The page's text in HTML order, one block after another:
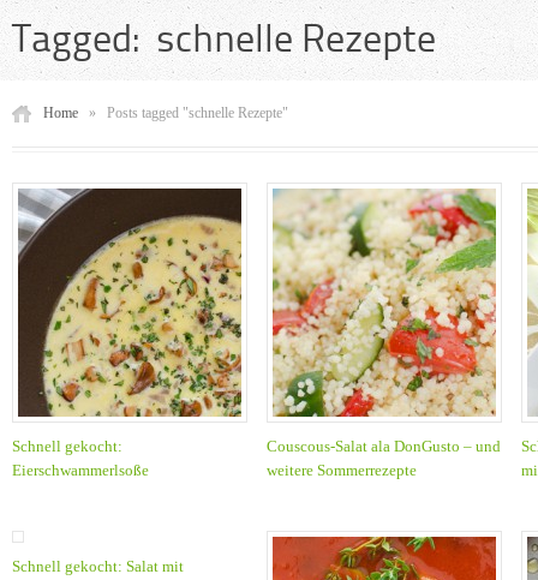
Tagged: schnelle Rezepte
Home » Posts tagged "schnelle Rezepte"
Schnell gekocht:
Eierschwammerlsoße
Couscous-Salat ala DonGusto – und
weitere Sommerrezepte
Schnell gekocht: Salat mit